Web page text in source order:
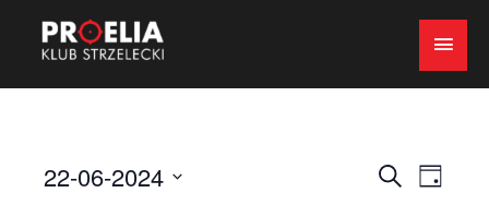
Main
SzukajDay
22-06-2024